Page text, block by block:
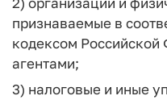
признаваемые в
кодексом
агентами;
3) налоговые и иные